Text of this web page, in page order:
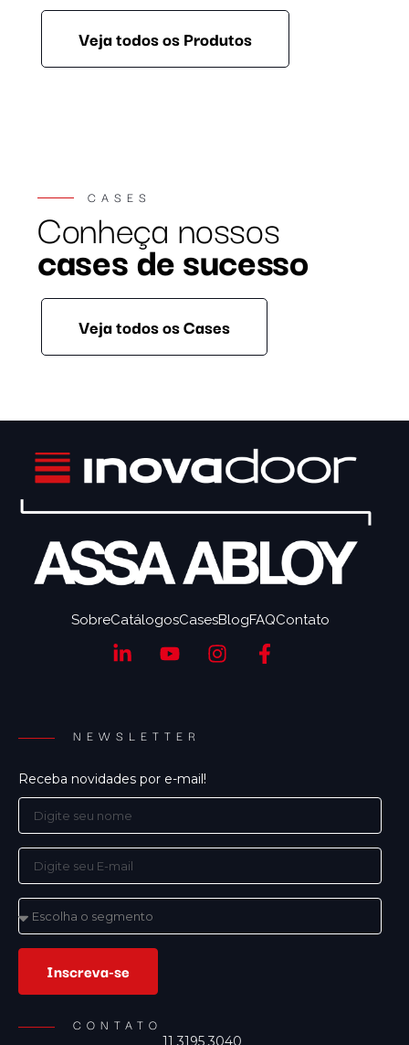
Veja todos os Produtos
CASES
Conheça nossos
cases de sucesso
Veja todos os Cases
SobreCatálogosCasesBlogFAQContato
NEWSLETTER
Receba novidades por e-mail!
Inscreva-se
CONTATO
11 3195 3040